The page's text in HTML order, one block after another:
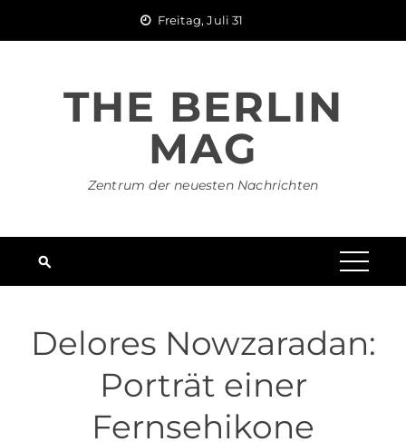
Freitag, Juli 31
THE BERLIN
MAG
Zentrum der neuesten Nachrichten
Delores Nowzaradan:
Porträt einer
Fernsehikone